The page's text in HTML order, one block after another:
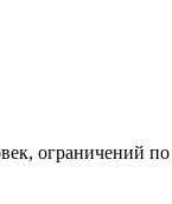
ограничений